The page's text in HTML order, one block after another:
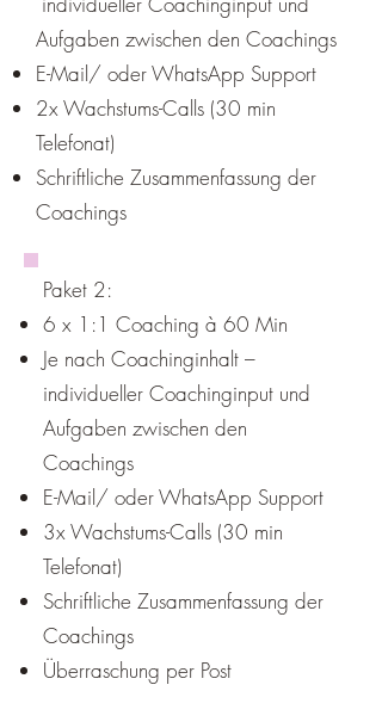
Aufgaben zwischen den Coachings
E-Mail/ oder WhatsApp Support
2x Wachstums-Calls (30 min
Telefonat)
Schriftliche Zusammenfassung der
Coachings
Paket 2:
6 x 1:1 Coaching à 60 Min
Je nach Coachinginhalt –
individueller Coachinginput und
Aufgaben zwischen den
Coachings
E-Mail/ oder WhatsApp Support
3x Wachstums-Calls (30 min
Telefonat)
Schriftliche Zusammenfassung der
Coachings
Überraschung per Post